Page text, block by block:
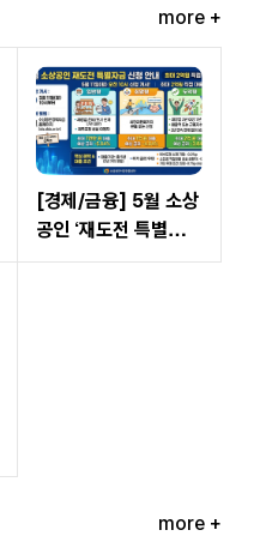
more +
[경제/금융] 5월 소상
공인 ‘재도전 특별자
금’ 신청 개시… 최대
more +